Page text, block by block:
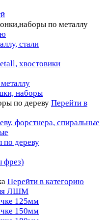
по металлу
стали
хвостовики
наборы
по дереву Перейти в
форстнера, спиральные
по дереву
фрез)
Перейти в категорию
ЛШМ
125мм
150мм